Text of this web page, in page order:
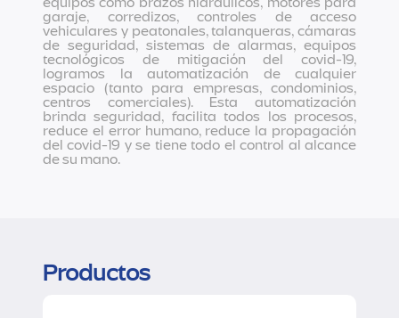
garaje, corredizos, controles de acceso
vehiculares y peatonales, talanqueras, cámaras
de seguridad, sistemas de alarmas, equipos
tecnológicos de mitigación del covid-19,
logramos la automatización de cualquier
espacio (tanto para empresas, condominios,
centros comerciales). Esta automatización
brinda seguridad, facilita todos los procesos,
reduce el error humano, reduce la propagación
del covid-19 y se tiene todo el control al alcance
de su mano.
Productos